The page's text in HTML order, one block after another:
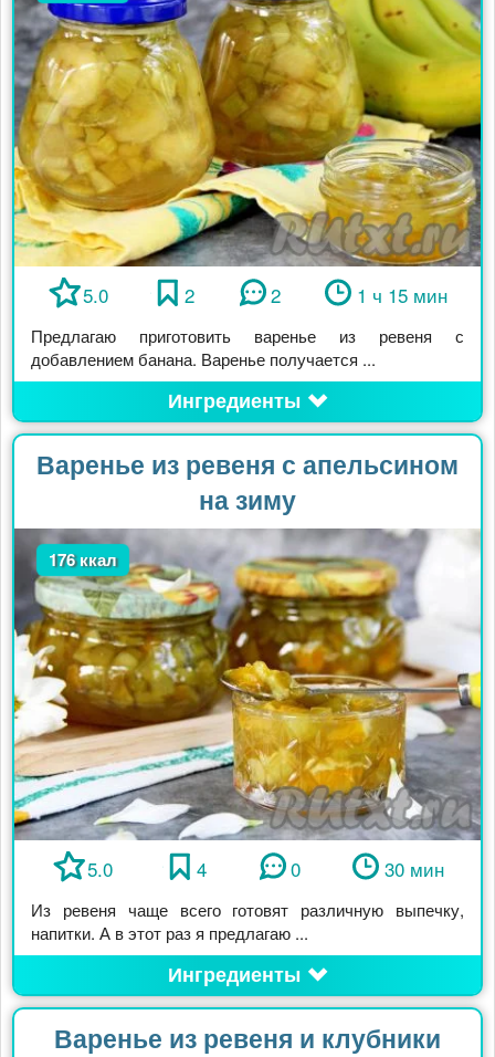
5.0 2 2 1 ч 15 мин
Предлагаю приготовить варенье из ревеня с
добавлением банана. Варенье получается ...
Ингредиенты
Варенье из ревеня с апельсином
на зиму
176 ккал
5.0 4 0 30 мин
Из ревеня чаще всего готовят различную выпечку,
напитки. А в этот раз я предлагаю ...
Ингредиенты
Варенье из ревеня и клубники